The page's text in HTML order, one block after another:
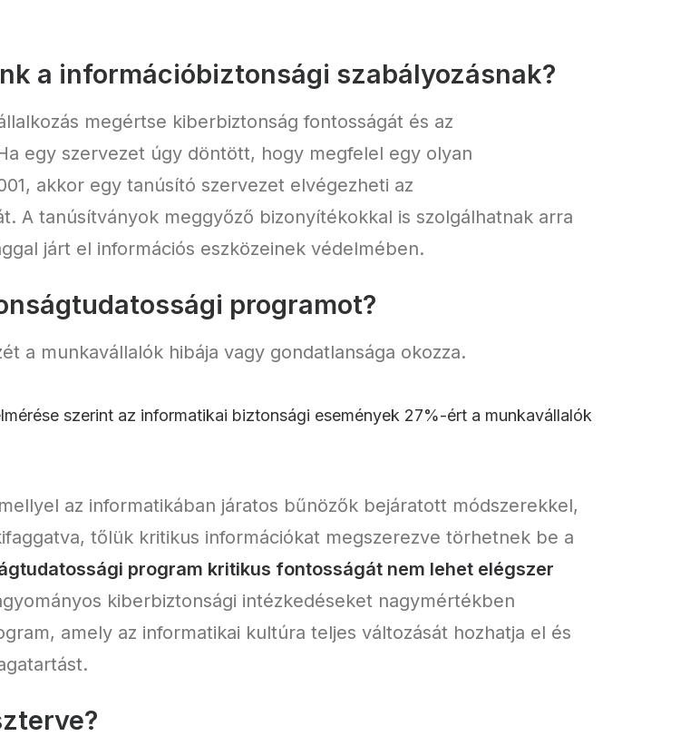
a információbiztonsági szabályozásnak?
megértse kiberbiztonság fontosságát és az
egy szervezet úgy döntött, hogy megfelel egy olyan
akkor egy tanúsító szervezet elvégezheti az
A tanúsítványok meggyőző bizonyítékokkal is szolgálhatnak arra
járt el információs eszközeinek védelmében.
programot?
a munkavállalók hibája vagy gondatlansága okozza.
szerint az informatikai biztonsági események 27%-ért a munkavállalók
az informatikában járatos bűnözők bejáratott módszerekkel,
tőlük kritikus információkat megszerezve törhetnek be a
program kritikus fontosságát nem lehet elégszer
kiberbiztonsági intézkedéseket nagymértékben
amely az informatikai kultúra teljes változását hozhatja el és